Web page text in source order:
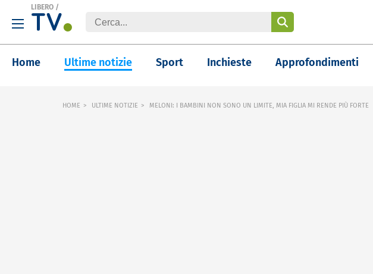
LIBERO /
Home Ultime notizie Sport Inchieste Approfondimenti
HOME ULTIME NOTIZIE MELONI: I BAMBINI NON SONO UN LIMITE, MIA FIGLIA MI RENDE PIÙ FORTE